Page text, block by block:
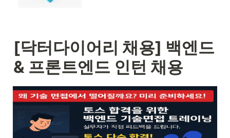
[닥터다이어리 채용] 백엔드
& 프론트엔드 인턴 채용